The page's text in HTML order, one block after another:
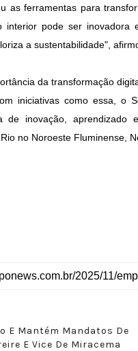
as ferramentas para
interior pode ser inovadora
a sustentabilidade",
da transformação
iniciativas como essa, o
de inovação, aprendizado
no Noroeste Fluminense,
E Mantém Mandatos De
E Vice De Miracema